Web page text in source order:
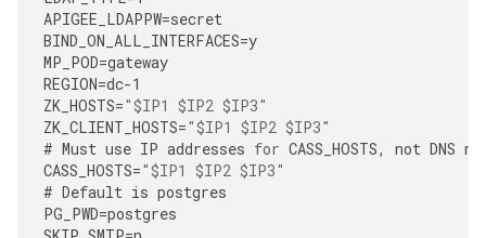
APIGEE_LDAPPW=secret
BIND_ON_ALL_INTERFACES=y
MP_POD=gateway
REGION=dc-1
ZK_HOSTS="$IP1 $IP2 $IP3"
ZK_CLIENT_HOSTS="$IP1 $IP2 $IP3"
# Must use IP addresses for CASS_HOSTS, not DNS
CASS_HOSTS="$IP1 $IP2 $IP3"
# Default is postgres
PG_PWD=postgres